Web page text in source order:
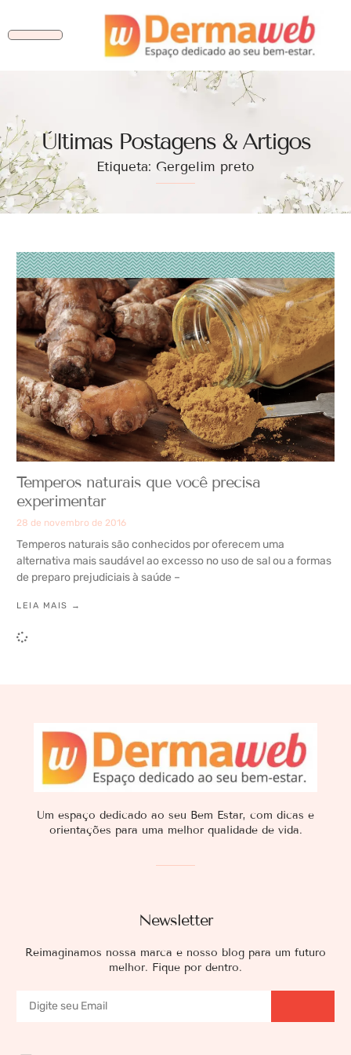
Ùltimas Postagens & Artigos
Etiqueta: Gergelim preto
Temperos naturais que você precisa
experimentar
28 de novembro de 2016
Temperos naturais são conhecidos por oferecem uma
alternativa mais saudável ao excesso no uso de sal ou a formas
de preparo prejudiciais à saúde –
LEIA MAIS →
Newsletter
Reimaginamos nossa marca e nosso blog para um futuro
melhor. Fique por dentro.
Um espaço dedicado ao seu Bem Estar, com dicas e
orientações para uma melhor qualidade de vida.